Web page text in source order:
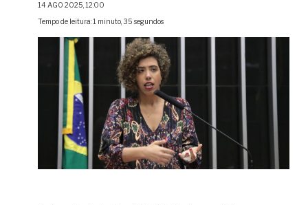
14 AGO 2025, 12:00
Tempo de leitura: 1 minuto, 35 segundos